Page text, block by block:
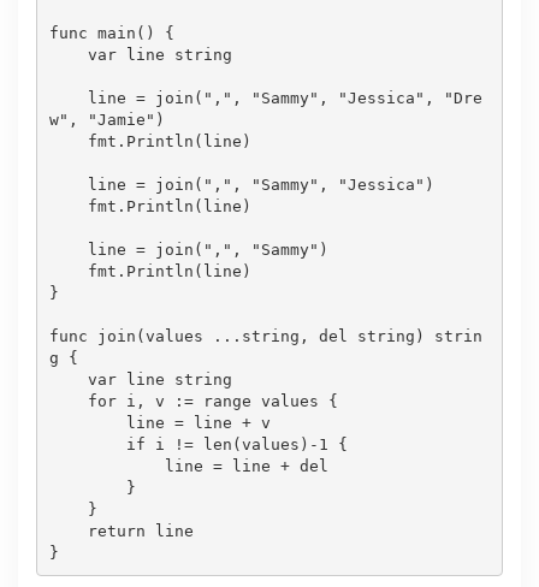
func main() {
var line string
    line =
join ( "," , "Sammy" , "Jessica" ,
"Dre
w" , "Jamie" )
    line =
join ( "," , "Sammy" , "Jessica" )
    line =
join ( "," , "Sammy" )
}
func join (values ... string , del string ) strin
g {
var line string
for i, v := range values {
if i != len(values)- 1
{
return line